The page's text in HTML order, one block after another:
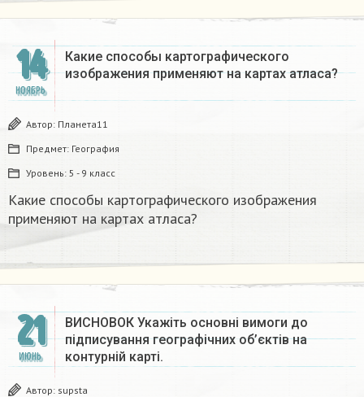
14
НОЯБРЬ
Какие способы картографического
изображения применяют на картах атласа? ​
Автор: Планета11
Предмет: География
Уровень: 5 - 9 класс
Какие способы картографического изображения
применяют на картах атласа? ​
21
ИЮНЬ
ВИСНОВОК Укажіть основні вимоги до
підписування географічних об’єктів на
контурній карті.​
Автор: supsta